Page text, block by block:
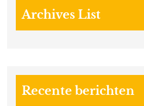
Archives List
Recente berichten